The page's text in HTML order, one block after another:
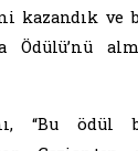
kazandık ve
Ödülü’nü
“Bu